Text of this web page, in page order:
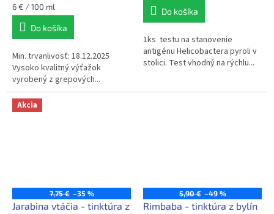
Jednotková
cena:
6 € / 100 ml
Do košíka
Min. trvanlivosť: 18.12.2025
Vysoko kvalitný výťažok
vyrobený z grepových...
Do košíka
1ks testu na stanovenie
antigénu Helicobactera pyroli v
stolici. Test vhodný na rýchlu...
Akcia
7,75 € –35 %
Jarabina vtáčia - tinktúra z
5,90 € –49 %
Rimbaba - tinktúra z bylín